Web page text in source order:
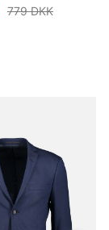
779 DKK